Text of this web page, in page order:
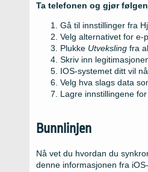
Ta telefonen og gjør
Gå til innstillinger fra
Velg alternativet for e-
Plukke Utveksling fra
Skriv inn
IOS-systemet ditt vil
Velg hva slags data
Lagre innstillingene
Bunnlinjen
Nå vet du hvordan du
denne informasjonen fra